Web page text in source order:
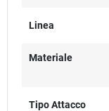
Linea
Materiale
Tipo Attacco